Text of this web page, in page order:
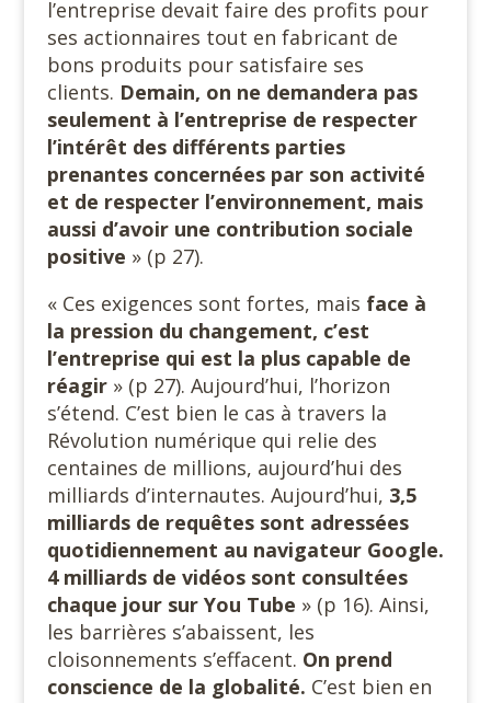
l’entreprise devait faire des profits pour
ses actionnaires tout en fabricant de
bons produits pour satisfaire ses
clients. Demain, on ne demandera pas
seulement à l’entreprise de respecter
l’intérêt des différents parties
prenantes concernées par son activité
et de respecter l’environnement, mais
aussi d’avoir une contribution sociale
positive » (p 27).
« Ces exigences sont fortes, mais face à
la pression du changement, c’est
l’entreprise qui est la plus capable de
réagir » (p 27). Aujourd’hui, l’horizon
s’étend. C’est bien le cas à travers la
Révolution numérique qui relie des
centaines de millions, aujourd’hui des
milliards d’internautes. Aujourd’hui, 3,5
milliards de requêtes sont adressées
quotidiennement au navigateur Google.
4 milliards de vidéos sont consultées
chaque jour sur You Tube » (p 16). Ainsi,
les barrières s’abaissent, les
cloisonnements s’effacent. On prend
conscience de la globalité. C’est bien en